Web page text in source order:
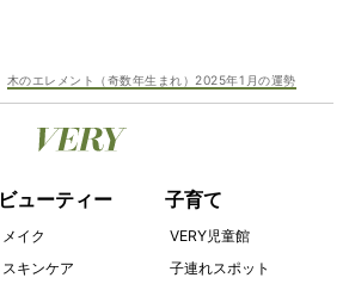
木のエレメント（奇数年生まれ）2025年1月の運勢
ビューティー
メイク
スキンケア
子育て
VERY児童館
子連れスポット